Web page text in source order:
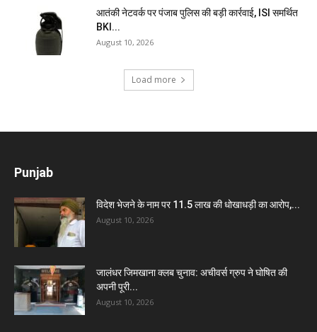
आतंकी नेटवर्क पर पंजाब पुलिस की बड़ी कार्रवाई, ISI समर्थित
BKI...
August 10, 2026
Load more
Punjab
विदेश भेजने के नाम पर 11.5 लाख की धोखाधड़ी का आरोप,...
August 10, 2026
जालंधर जिमखाना क्लब चुनाव: अचीवर्स ग्रुप ने घोषित की
अपनी पूरी...
August 10, 2026